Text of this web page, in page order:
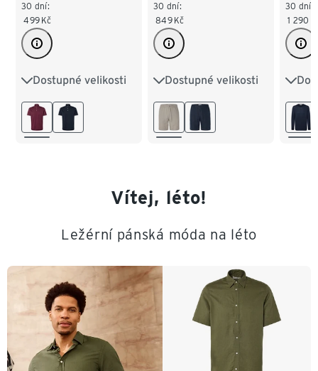
30 dní:
499 Kč
Dostupné velikosti
S 44/46 M 48/50
L 52/54
30 dní:
849 Kč
Dostupné velikosti
M 48/50 L 52/54
XL 56/58
30 dní:
1 290
S
L
Vítej, léto!
Ležérní pánská móda na léto